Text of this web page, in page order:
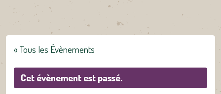
« Tous les Évènements
Cet évènement est passé.